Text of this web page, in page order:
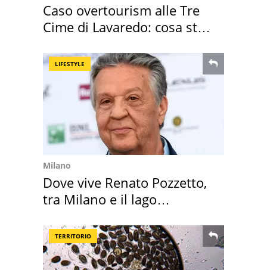
Caso overtourism alle Tre
Cime di Lavaredo: cosa sta
LIFESTYLE
Milano
Dove vive Renato Pozzetto,
tra Milano e il lago
TERRITORIO